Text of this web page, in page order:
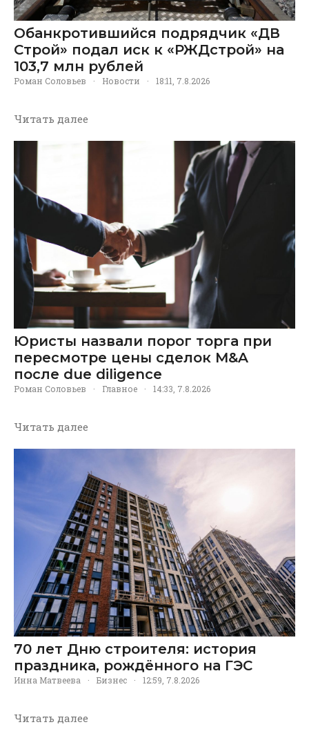
Обанкротившийся подрядчик «ДВ
Строй» подал иск к «РЖДстрой» на
103,7 млн рублей
Роман Соловьев · Новости · 18:11, 7.8.2026
Читать далее
Юристы назвали порог торга при
пересмотре цены сделок M&A
после due diligence
Роман Соловьев · Главное · 14:33, 7.8.2026
Читать далее
70 лет Дню строителя: история
праздника, рождённого на ГЭС
Инна Матвеева · Бизнес · 12:59, 7.8.2026
Читать далее